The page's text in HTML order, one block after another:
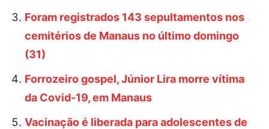
Foram registrados 143 sepultamentos nos
cemitérios de Manaus no último domingo
(31)
Forrozeiro gospel, Júnior Lira morre vítima
da Covid-19, em Manaus
Vacinação é liberada para adolescentes de